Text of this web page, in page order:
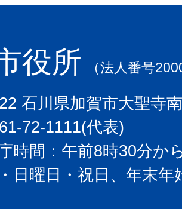
役所 （法人番号
石川県加賀市大聖寺
72-1111(代表)
時間：午前8時30分か
日曜日・祝日、年末